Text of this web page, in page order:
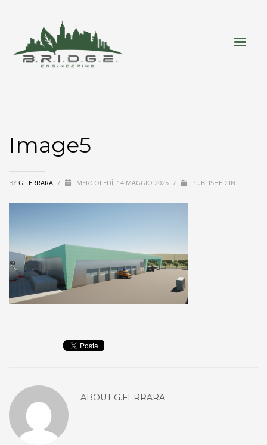
Image5
BY G.FERRARA / MERCOLEDÌ, 14 MAGGIO 2025 / PUBLISHED IN
ABOUT G.FERRARA